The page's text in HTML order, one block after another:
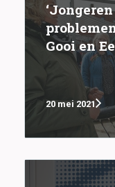
Gooi en
20 mei 2021